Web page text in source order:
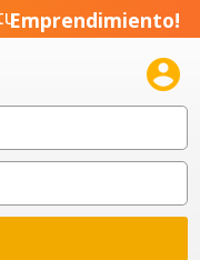
Emprendimiento!
